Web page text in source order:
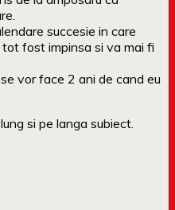
succesie in care
fost impinsa si va mai fi
vor face 2 ani de cand eu
si pe langa subiect.